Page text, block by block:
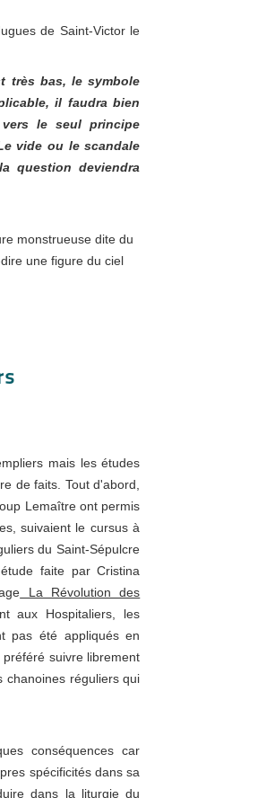
de Saint-Victor le
très bas, le symbole
il faudra bien
le seul principe
vide ou le scandale
question deviendra
monstrueuse dite du
une figure du ciel
mais les études
de faits. Tout d'abord,
Lemaître ont permis
suivaient le cursus à
du Saint-Sépulcre
faite par Cristina
La Révolution des
aux Hospitaliers, les
pas été appliqués en
suivre librement
chanoines réguliers qui
s conséquences car
spécificités dans sa
dans la liturgie du